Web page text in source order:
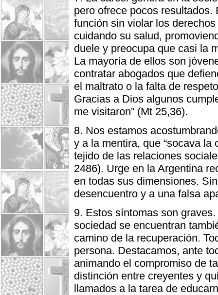
pero ofrece pocos
función sin violar los
cuidando su salud,
duele y preocupa que casi la
La mayoría de ellos son
contratar abogados que
el maltrato o la falta de
Gracias a Dios algunos
me visitaron” (Mt 25,36).
8. Nos estamos
y a la mentira, que “socava
tejido de las relaciones
2486). Urge en la Argentina
en todas sus dimensiones.
desencuentro y a una falsa
9. Estos síntomas son
sociedad se encuentran
camino de la recuperación.
persona. Destacamos, ante
animando el compromiso de
distinción entre creyentes y
llamados a la tarea de